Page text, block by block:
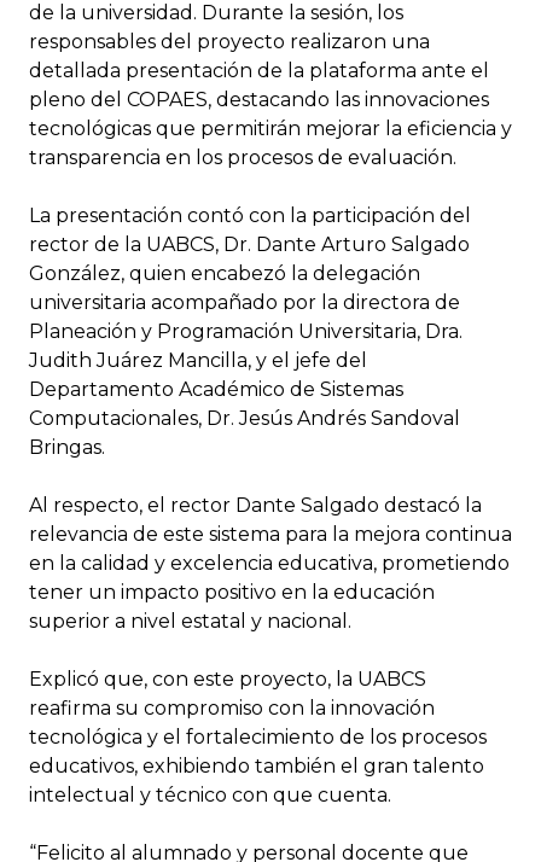
de la universidad. Durante la sesión, los
responsables del proyecto realizaron una
detallada presentación de la plataforma ante el
pleno del COPAES, destacando las innovaciones
tecnológicas que permitirán mejorar la eficiencia y
transparencia en los procesos de evaluación.
La presentación contó con la participación del
rector de la UABCS, Dr. Dante Arturo Salgado
González, quien encabezó la delegación
universitaria acompañado por la directora de
Planeación y Programación Universitaria, Dra.
Judith Juárez Mancilla, y el jefe del
Departamento Académico de Sistemas
Computacionales, Dr. Jesús Andrés Sandoval
Bringas.
Al respecto, el rector Dante Salgado destacó la
relevancia de este sistema para la mejora continua
en la calidad y excelencia educativa, prometiendo
tener un impacto positivo en la educación
superior a nivel estatal y nacional.
Explicó que, con este proyecto, la UABCS
reafirma su compromiso con la innovación
tecnológica y el fortalecimiento de los procesos
educativos, exhibiendo también el gran talento
intelectual y técnico con que cuenta.
“Felicito al alumnado y personal docente que